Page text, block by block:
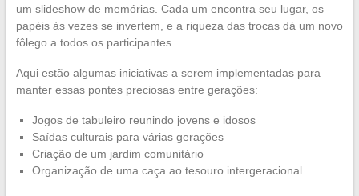
um slideshow de memórias. Cada um encontra seu lugar, os
papéis às vezes se invertem, e a riqueza das trocas dá um novo
fôlego a todos os participantes.
Aqui estão algumas iniciativas a serem implementadas para
manter essas pontes preciosas entre gerações:
Jogos de tabuleiro reunindo jovens e idosos
Saídas culturais para várias gerações
Criação de um jardim comunitário
Organização de uma caça ao tesouro intergeracional